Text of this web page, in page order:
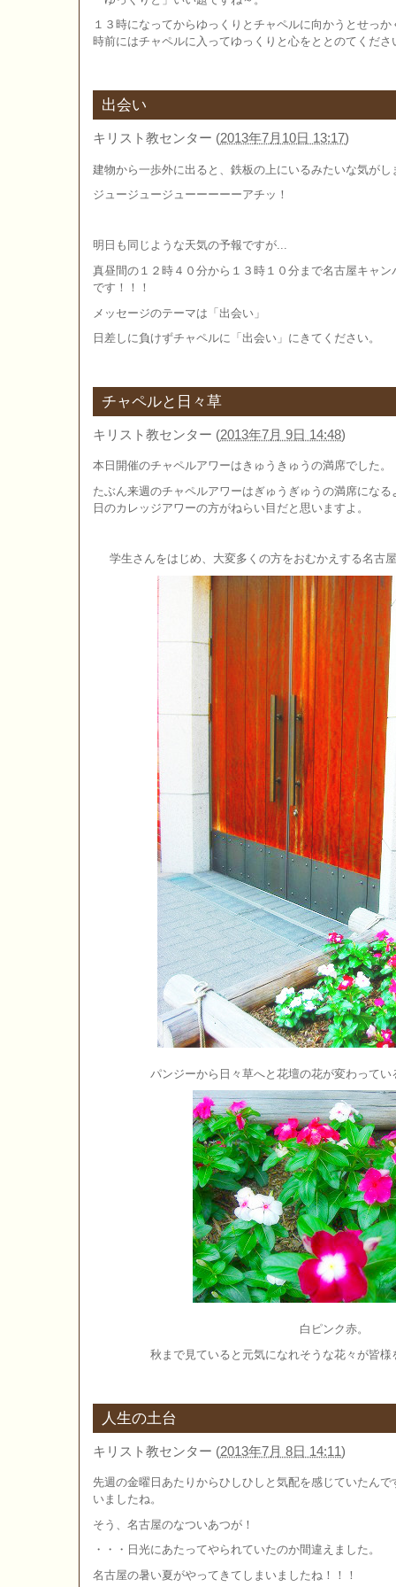
１３時になってからゆっくりとチャペルに向かうとせっ
時前にはチャペルに入ってゆっくりと心をととのてくださ
出会い
キリスト教センター (2013年7月10日 13:17)
建物から一歩外に出ると、鉄板の上にいるみたいな気がし
ジュージュージューーーーーアチッ！
明日も同じような天気の予報ですが...
真昼間の１２時４０分から１３時１０分まで名古屋キャ
です！！！
メッセージのテーマは「出会い」
日差しに負けずチャペルに「出会い」にきてください。
チャペルと日々草
キリスト教センター (2013年7月 9日 14:48)
本日開催のチャペルアワーはきゅうきゅうの満席でした。
たぶん来週のチャペルアワーはぎゅうぎゅうの満席にな
日のカレッジアワーの方がねらい目だと思いますよ。
学生さんをはじめ、大変多くの方をおむかえする名古
パンジーから日々草へと花壇の花が変わって
白ピンク赤。
秋まで見ていると元気になれそうな花々が皆
人生の土台
キリスト教センター (2013年7月 8日 14:11)
先週の金曜日あたりからひしひしと気配を感じていたん
いましたね。
そう、名古屋のなついあつが！
・・・日光にあたってやられていたのか間違えました。
名古屋の暑い夏がやってきてしまいましたね！！！